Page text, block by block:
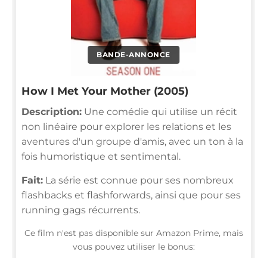
BANDE-ANNONCE
How I Met Your Mother (2005)
Description: Une comédie qui utilise un récit
non linéaire pour explorer les relations et les
aventures d'un groupe d'amis, avec un ton à la
fois humoristique et sentimental.
Fait: La série est connue pour ses nombreux
flashbacks et flashforwards, ainsi que pour ses
running gags récurrents.
Ce film n'est pas disponible sur Amazon Prime, mais
vous pouvez utiliser le bonus: